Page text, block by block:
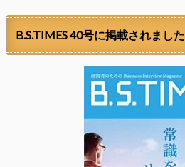
B.S.TIMES 40号に掲載されました